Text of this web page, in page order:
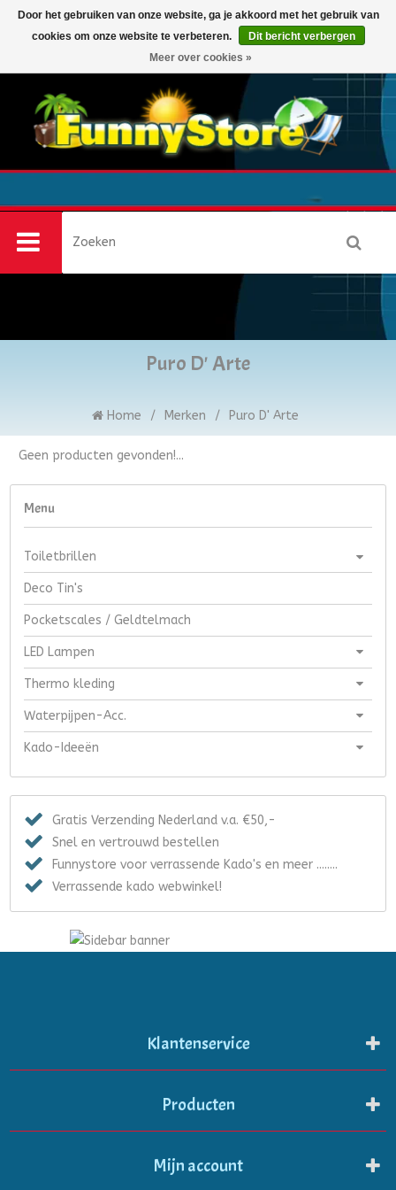
0
Puro D' Arte
Home / Merken / Puro D' Arte
Geen producten gevonden!...
Menu
Toiletbrillen
Deco Tin's
Pocketscales / Geldtelmach
LED Lampen
Thermo kleding
Waterpijpen-Acc.
Kado-Ideeën
Gratis Verzending Nederland v.a. €50,-
Snel en vertrouwd bestellen
Funnystore voor verrassende Kado's en meer ........
Verrassende kado webwinkel!
Klantenservice
Producten
Mijn account
Door het gebruiken van onze website, ga je akkoord met het gebruik van
cookies om onze website te verbeteren.
Dit bericht verbergen
Meer over cookies »